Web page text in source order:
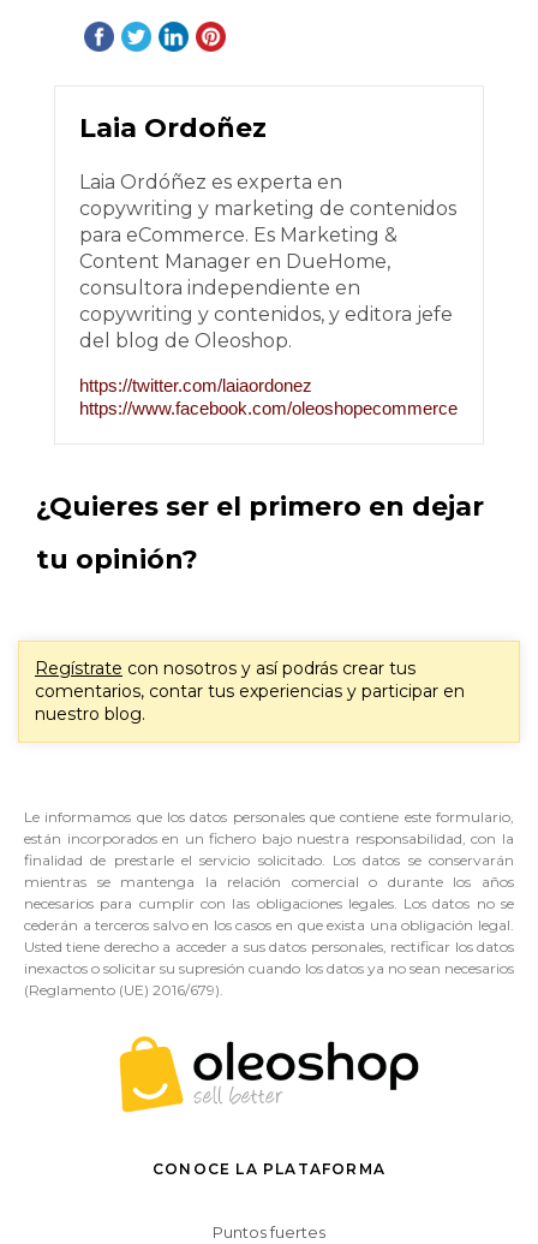
Laia Ordoñez
Laia Ordóñez es experta en
copywriting y marketing de contenidos
para eCommerce. Es Marketing &
Content Manager en DueHome,
consultora independiente en
copywriting y contenidos, y editora jefe
del blog de Oleoshop.
https://twitter.com/laiaordonez
https://www.facebook.com/oleoshopecommerce
¿Quieres ser el primero en dejar
tu opinión?
Regístrate con nosotros y así podrás crear tus
comentarios, contar tus experiencias y participar en
nuestro blog.
Le informamos que los datos personales que contiene este formulario,
están incorporados en un fichero bajo nuestra responsabilidad, con la
finalidad de prestarle el servicio solicitado. Los datos se conservarán
mientras se mantenga la relación comercial o durante los años
necesarios para cumplir con las obligaciones legales. Los datos no se
cederán a terceros salvo en los casos en que exista una obligación legal.
Usted tiene derecho a acceder a sus datos personales, rectificar los datos
inexactos o solicitar su supresión cuando los datos ya no sean necesarios
(Reglamento (UE) 2016/679).
CONOCE LA PLATAFORMA
Puntos fuertes